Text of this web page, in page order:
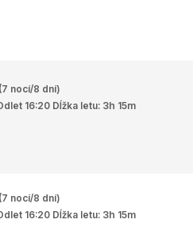
(7 nocí/8 dní)
16:20 Dĺžka letu: 3h 15m
(7 nocí/8 dní)
16:20 Dĺžka letu: 3h 15m